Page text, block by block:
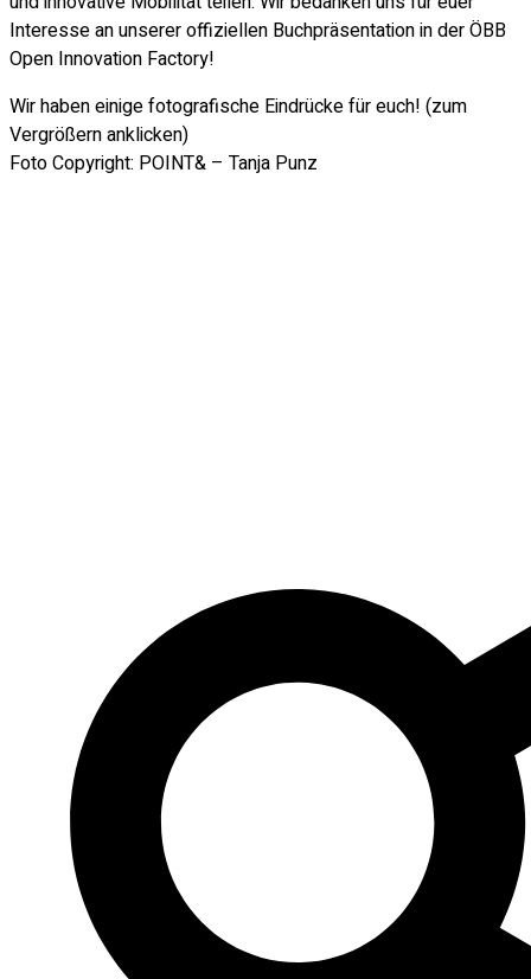
Interesse an unserer offiziellen Buchpräsentation in der ÖBB
Open Innovation Factory!
Wir haben einige fotografische Eindrücke für euch! (zum
Vergrößern anklicken)
Foto Copyright: POINT& – Tanja Punz